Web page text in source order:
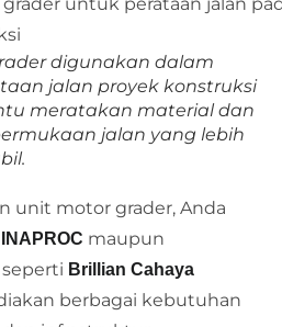
digunakan dalam
jalan proyek konstruksi
meratakan material dan
jalan yang lebih
unit motor grader, Anda
INAPROC maupun
Brillian Cahaya
berbagai kebutuhan